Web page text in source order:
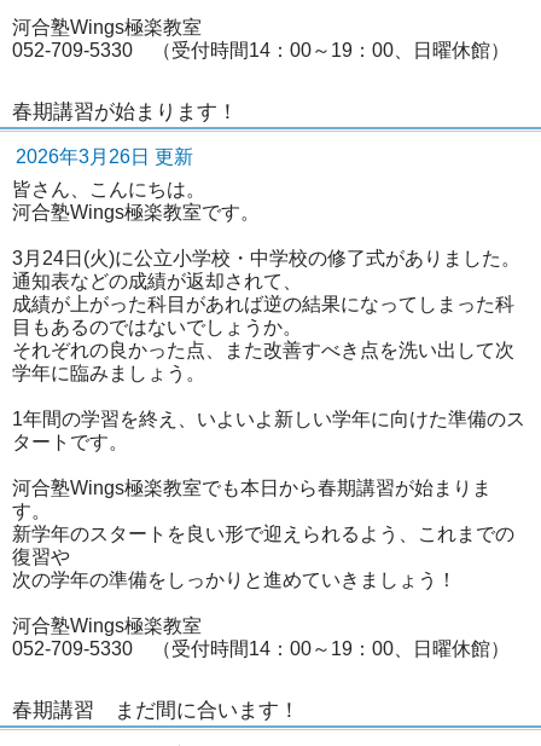
河合塾Wings極楽教室
052-709-5330 （受付時間14：00～19：00、日曜休館）
春期講習が始まります！
2026年3月26日 更新
皆さん、こんにちは。
河合塾Wings極楽教室です。
3月24日(火)に公立小学校・中学校の修了式がありました。
通知表などの成績が返却されて、
成績が上がった科目があれば逆の結果になってしまった科
目もあるのではないでしょうか。
それぞれの良かった点、また改善すべき点を洗い出して次
学年に臨みましょう。
1年間の学習を終え、いよいよ新しい学年に向けた準備のス
タートです。
河合塾Wings極楽教室でも本日から春期講習が始まりま
す。
新学年のスタートを良い形で迎えられるよう、これまでの
復習や
次の学年の準備をしっかりと進めていきましょう！
河合塾Wings極楽教室
052-709-5330 （受付時間14：00～19：00、日曜休館）
春期講習 まだ間に合います！